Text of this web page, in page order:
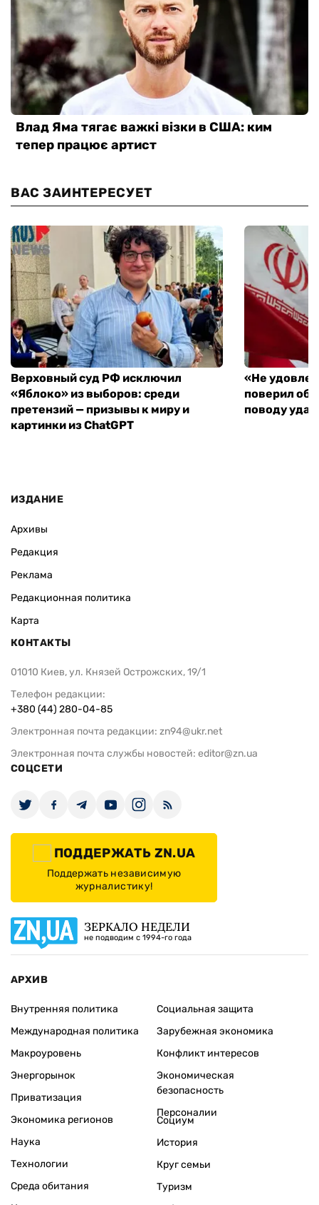
ВАС ЗАИНТЕРЕСУЕТ
Верховный суд РФ исключил
«Яблоко» из выборов: среди
претензий — призывы к миру и
картинки из ChatGPT
«Не
поверил
поводу
ИЗДАНИЕ
Архивы
Редакция
Реклама
Редакционная политика
Карта
КОНТАКТЫ
01010 Киев, ул. Князей Острожских, 19/1
Телефон редакции:
+380 (44) 280-04-85
Электронная почта редакции: zn94@ukr.net
Электронная почта службы новостей: editor@zn.ua
СОЦСЕТИ
ПОДДЕРЖАТЬ ZN.UA
Поддержать независимую
журналистику!
ЗЕРКАЛО НЕДЕЛИ
не подводим с 1994-го года
АРХИВ
Внутренняя политика
Международная политика
Макроуровень
Энергорынок
Приватизация
Экономика регионов
Социальная защита
Зарубежная экономика
Конфликт интересов
Экономическая
безопасность
Персоналии
Наука
Технологии
Среда обитания
Социум
История
Круг семьи
Туризм